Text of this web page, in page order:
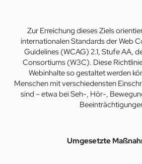
Zur Erreichung dieses Ziels
internationalen Standards der Web
Guidelines (WCAG) 2.1, Stufe AA,
Consortiums (W3C). Diese
Webinhalte so gestaltet werden
Menschen mit verschiedensten
sind – etwa bei Seh-, Hör-,
Umgesetzte